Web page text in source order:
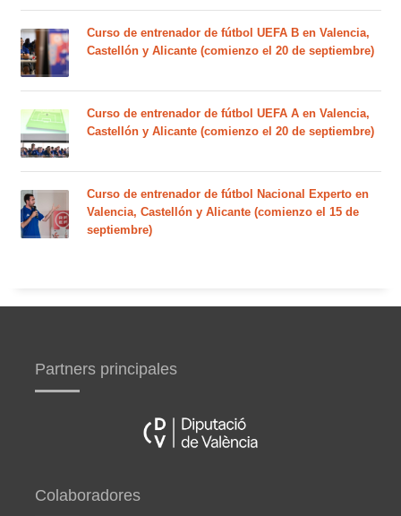
Curso de entrenador de fútbol UEFA B en Valencia,
Castellón y Alicante (comienzo el 20 de septiembre)
Curso de entrenador de fútbol UEFA A en Valencia,
Castellón y Alicante (comienzo el 20 de septiembre)
Curso de entrenador de fútbol Nacional Experto en
Valencia, Castellón y Alicante (comienzo el 15 de
septiembre)
Partners principales
Colaboradores